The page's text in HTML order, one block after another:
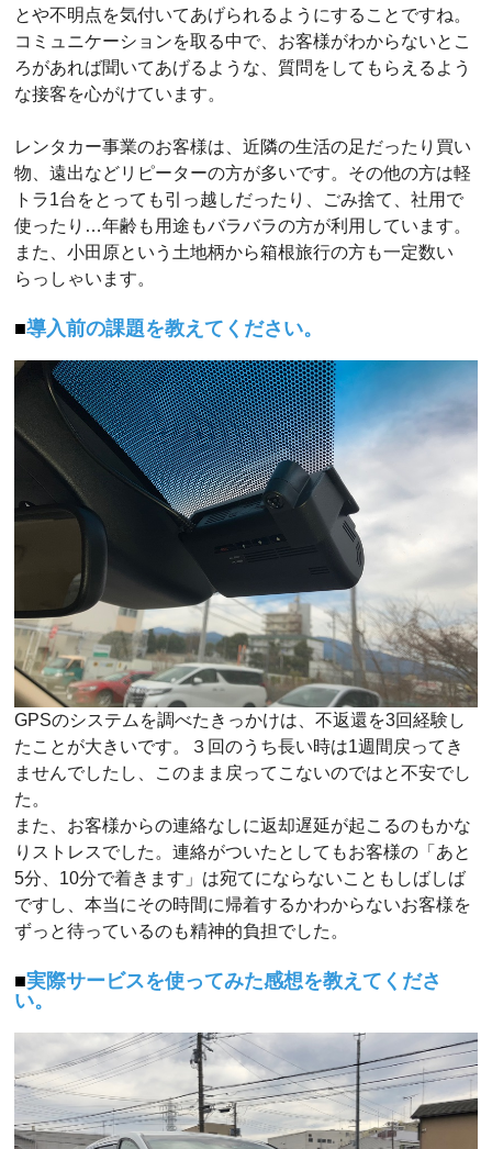
とや不明点を気付いてあげられるようにすることですね。
コミュニケーションを取る中で、お客様がわからないとこ
ろがあれば聞いてあげるような、質問をしてもらえるよう
な接客を心がけています。
レンタカー事業のお客様は、近隣の生活の足だったり買い
物、遠出などリピーターの方が多いです。その他の方は軽
トラ1台をとっても引っ越しだったり、ごみ捨て、社用で
使ったり…年齢も用途もバラバラの方が利用しています。
また、小田原という土地柄から箱根旅行の方も一定数い
らっしゃいます。
導入前の課題を教えてください。
GPSのシステムを調べたきっかけは、不返還を3回経験し
たことが大きいです。３回のうち長い時は1週間戻ってき
ませんでしたし、このまま戻ってこないのではと不安でし
た。
また、お客様からの連絡なしに返却遅延が起こるのもかな
りストレスでした。連絡がついたとしてもお客様の「あと
5分、10分で着きます」は宛てにならないこともしばしば
ですし、本当にその時間に帰着するかわからないお客様を
ずっと待っているのも精神的負担でした。
実際サービスを使ってみた感想を教えてくださ
い。